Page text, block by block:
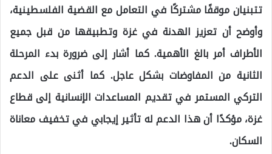
تتبنيان موقفًا مشتركًا في التعامل مع القضية الفلسطينية،
وأوضح أن تعزيز الهدنة في غزة وتطبيقها من قبل جميع
الأطراف أمر بالغ الأهمية. كما أشار إلى ضرورة بدء المرحلة
الثانية من المفاوضات بشكل عاجل. كما أثنى على الدعم
التركي المستمر في تقديم المساعدات الإنسانية إلى قطاع
غزة، مؤكدًا أن هذا الدعم له تأثير إيجابي في تخفيف معاناة
السكان.